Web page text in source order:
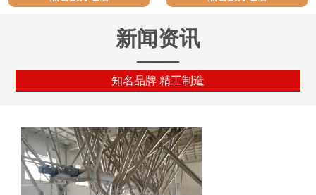
新闻资讯
——
知名品牌 精工制造